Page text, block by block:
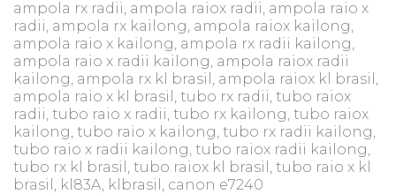
ampola rx radii, ampola raiox radii, ampola raio x
radii, ampola rx kailong, ampola raiox kailong,
ampola raio x kailong, ampola rx radii kailong,
ampola raio x radii kailong, ampola raiox radii
kailong, ampola rx kl brasil, ampola raiox kl brasil,
ampola raio x kl brasil, tubo rx radii, tubo raiox
radii, tubo raio x radii, tubo rx kailong, tubo raiox
kailong, tubo raio x kailong, tubo rx radii kailong,
tubo raio x radii kailong, tubo raiox radii kailong,
tubo rx kl brasil, tubo raiox kl brasil, tubo raio x kl
brasil, kl83A, klbrasil, canon e7240